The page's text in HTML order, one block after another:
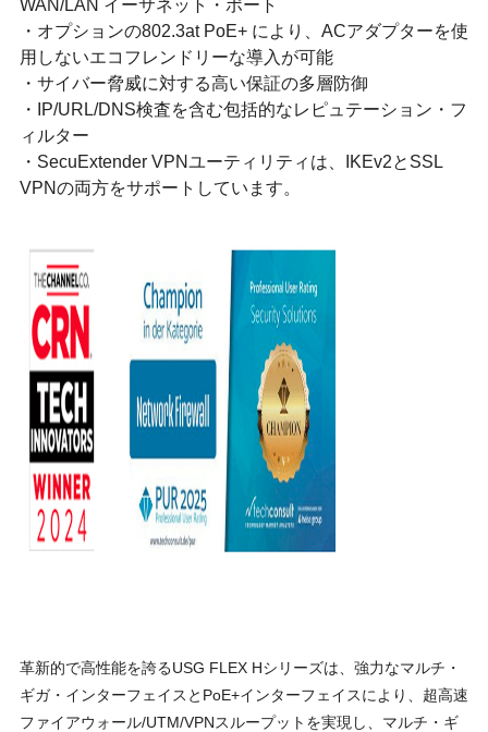
WAN/LAN イーサネット・ポート
・オプションの802.3at PoE+ により、ACアダプターを使
⽤しないエコフレンドリーな導⼊が可能
・サイバー脅威に対する⾼い保証の多層防御
・IP/URL/DNS検査を含む包括的なレピュテーション・フ
ィルター
・SecuExtender VPNユーティリティは、IKEv2とSSL
VPNの両⽅をサポートしています。
⾰新的で⾼性能を誇るUSG FLEX Hシリーズは、強⼒なマルチ・
ギガ・インターフェイスとPoE+インターフェイスにより、超⾼速
ファイアウォール/UTM/VPNスループットを実現し、マルチ・ギ